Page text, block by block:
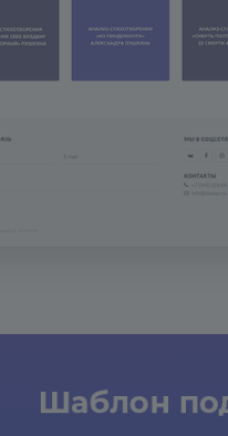
раздел «Marketplace (1)
Кликните на иконку